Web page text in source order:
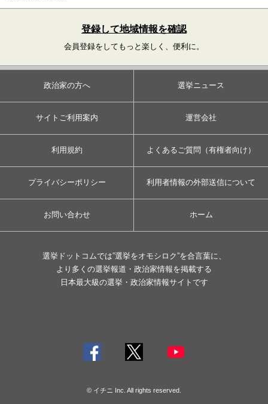
登録して地域情報を確認
会員登録をしてもっと楽しく、便利に。
政治家の方へ 選挙ニュース
サイトご利用案内 運営会社
利用規約 よくあるご質問（有権者向け）
プライバシーポリシー 利用者情報の外部送信について
お問い合わせ ホーム
選挙ドットコムでは”選挙をオモシロク”を合言葉に、
より多くの選挙報道・政治家情報を掲載する
日本最大級の選挙・政治家情報サイトです
© イチニ Inc. All rights reserved.